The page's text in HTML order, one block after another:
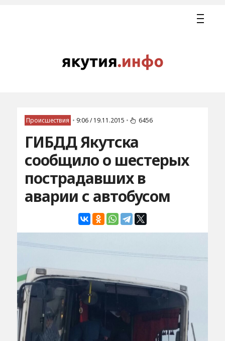
Происшествия • 9:06 / 19.11.2015 • 6456
ГИБДД Якутска
сообщило о шестерых
пострадавших в
аварии с автобусом